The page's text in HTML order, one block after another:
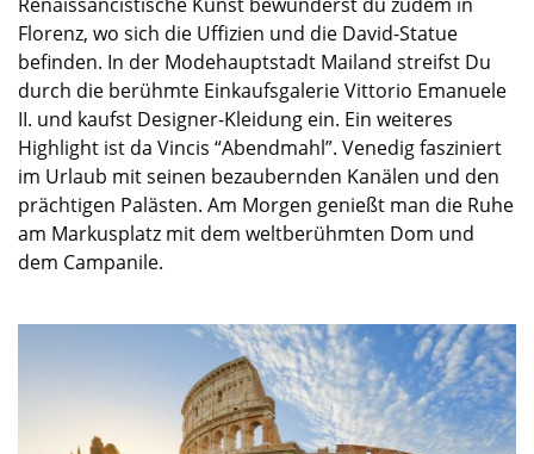
Florenz, wo sich die Uffizien und die David-Statue
befinden. In der Modehauptstadt Mailand streifst Du
durch die berühmte Einkaufsgalerie Vittorio Emanuele
II. und kaufst Designer-Kleidung ein. Ein weiteres
Highlight ist da Vincis “Abendmahl”. Venedig fasziniert
im Urlaub mit seinen bezaubernden Kanälen und den
prächtigen Palästen. Am Morgen genießt man die Ruhe
am Markusplatz mit dem weltberühmten Dom und
dem Campanile.